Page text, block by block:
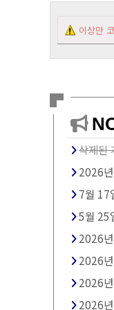
이상만
삭제된
2026
7월 17
5월 25
2026
2026
2026
2026